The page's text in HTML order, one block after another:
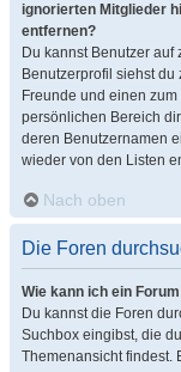
ignorierten Mitglieder
entfernen?
Du kannst Benutzer auf
Benutzerprofil siehst
Freunde und einen
persönlichen Bereich
deren Benutzernamen
wieder von den Listen
Nach oben
Die Foren
Wie kann ich ein
Du kannst die Foren
Suchbox eingibst, die
Themenansicht findest.